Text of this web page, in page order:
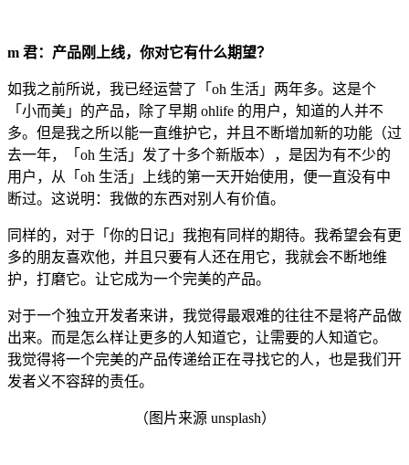
m 君：产品刚上线，你对它有什么期望？
如我之前所说，我已经运营了「oh 生活」两年多。这是个
「小而美」的产品，除了早期 ohlife 的用户，知道的人并不
多。但是我之所以能一直维护它，并且不断增加新的功能（过
去一年，「oh 生活」发了十多个新版本），是因为有不少的
用户，从「oh 生活」上线的第一天开始使用，便一直没有中
断过。这说明：我做的东西对别人有价值。
同样的，对于「你的日记」我抱有同样的期待。我希望会有更
多的朋友喜欢他，并且只要有人还在用它，我就会不断地维
护，打磨它。让它成为一个完美的产品。
对于一个独立开发者来讲，我觉得最艰难的往往不是将产品做
出来。而是怎么样让更多的人知道它，让需要的人知道它。
我觉得将一个完美的产品传递给正在寻找它的人，也是我们开
发者义不容辞的责任。
（图片来源 unsplash）